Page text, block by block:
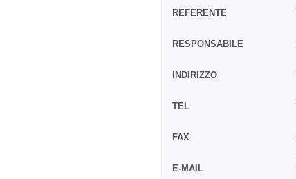
REFERENTE
RESPONSABILE
INDIRIZZO
TEL
FAX
E-MAIL